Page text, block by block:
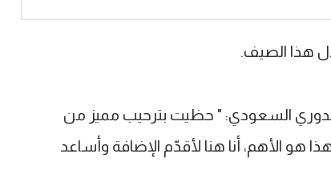
هذا الصيف.
السعودي: " حظيت بترحيب مميز من
هو الأهم، أنا هنا لأقدّم الإضافة وأساعد